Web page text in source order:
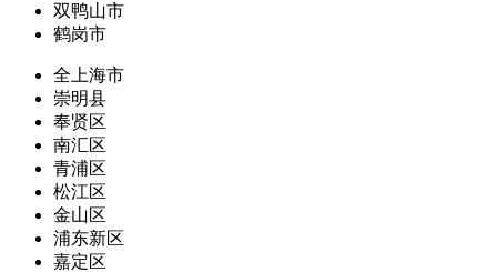
双鸭山市
鹤岗市
全上海市
崇明县
奉贤区
南汇区
青浦区
松江区
金山区
浦东新区
嘉定区